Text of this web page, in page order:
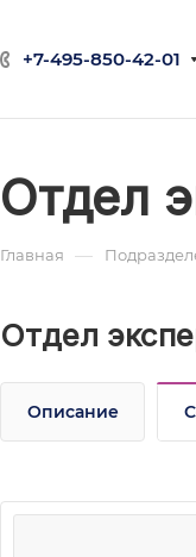
+7-495-850-42-01
Отдел
Главная —
Отдел
Описание